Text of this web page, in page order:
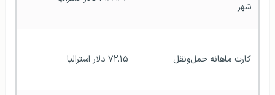
شهر
کارت ماهانه حمل‌ونقل